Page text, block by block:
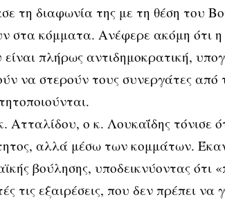
τη διαφωνία της με τη θέση του
στα κόμματα. Ανέφερε ακόμη ότι
πλήρως αντιδημοκρατική,
να στερούν τους συνεργάτες από
ο κ. Λουκαΐδης τόνισε
αλλά μέσω των κομμάτων.
βούλησης, υποδεικνύοντας ότι
τις εξαιρέσεις, που δεν πρέπει να